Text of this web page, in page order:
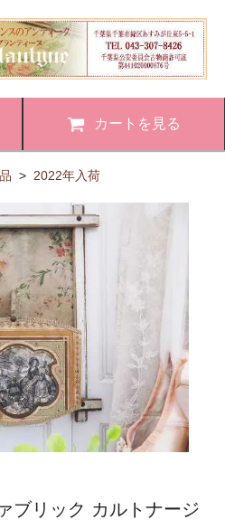
カートを見る
> 2022年入荷
ブリック カルトナージ